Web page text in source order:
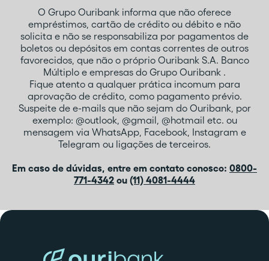
O Grupo Ouribank informa que não oferece
empréstimos, cartão de crédito ou débito e não
solicita e não se responsabiliza por pagamentos de
boletos ou depósitos em contas correntes de outros
favorecidos, que não o próprio Ouribank S.A. Banco
Múltiplo e empresas do Grupo Ouribank .
Fique atento a qualquer prática incomum para
aprovação de crédito, como pagamento prévio.
Suspeite de e-mails que não sejam do Ouribank, por
exemplo: @outlook, @gmail, @hotmail etc. ou
mensagem via WhatsApp, Facebook, Instagram e
Telegram ou ligações de terceiros.
Em caso de dúvidas, entre em contato conosco: 0800-
771-4342 ou (11) 4081-4444